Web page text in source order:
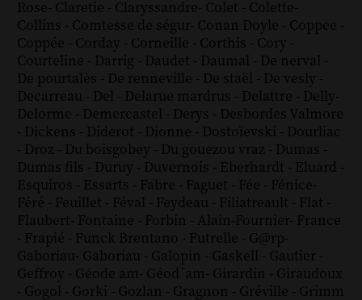
Rose- Claretie - Claryssandre- Colet - Colette-
Collins - Comtesse de ségur- Conan Doyle - Coppee -
Coppée - Corday - Corneille - Corthis - Cory -
Courteline - Darrig - Daudet - Daumal - De nerval -
De pourtalès - De renneville - De staël - De vesly -
Decarreau - Del - Delarue mardrus - Delattre - Delly-
Delorme - Demercastel - Derys - Desbordes Valmore
- Dickens - Diderot - Dionne - Dostoïevski - Dourliac
- Droz - Du boisgobey - Du gouezou vraz - Dumas -
Dumas fils - Duruy - Duvernois - Eberhardt - Eluard -
Esquiros - Essarts - Fabre - Faguet - Fée - Fénice-
Féré - Feuillet - Féval - Feydeau - Filiatreault - Flat -
Flaubert- Fontaine - Forbin - Alain-Fournier- France
- Frapié - Funck Brentano - Futrelle - G@rp-
Gaboriau- Gaboriau - Galopin - Gaskell - Gautier -
Geffroy - Géode am- Géod´am- Girardin - Giraudoux
- Gogol - Gorki - Gozlan - Gragnon - Gréville - Grimm